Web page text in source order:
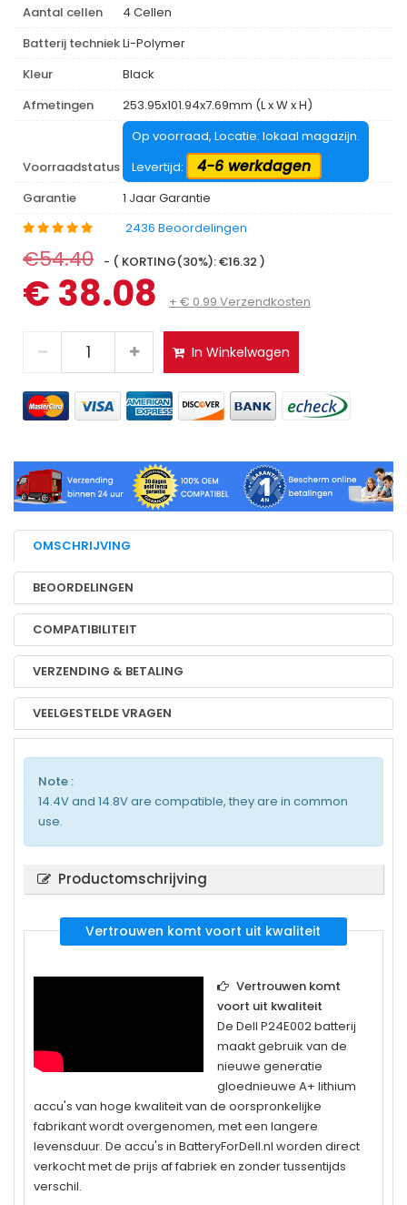
Aantal cellen
4 Cellen
Batterij techniekLi-Polymer
Kleur
Black
Afmetingen
253.95x101.94x7.69mm (L x W x H)
Voorraadstatus
Op voorraad, Locatie: lokaal magazijn.
Levertijd:
4-6 werkdagen
Garantie
1 Jaar Garantie
2436 Beoordelingen
€54.40 - ( KORTING(30%): €16.32 )
€ 38.08 + € 0.99 Verzendkosten
In Winkelwagen
OMSCHRIJVING
BEOORDELINGEN
COMPATIBILITEIT
VERZENDING & BETALING
VEELGESTELDE VRAGEN
Note :
14.4V and 14.8V are compatible, they are in common
use.
Productomschrijving
Vertrouwen komt voort uit kwaliteit
Vertrouwen komt
voort uit kwaliteit
De Dell P24E002batterij
maakt gebruik van de
nieuwe generatie
gloednieuwe A+ lithium
accu's van hoge kwaliteit van de oorspronkelijke
fabrikant wordt overgenomen, met een langere
levensduur. De accu's in BatteryForDell.nl worden direct
verkocht met de prijs af fabriek en zonder tussentijds
verschil.